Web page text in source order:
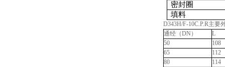
密封圈
填料
D343H/F-10C.P.R主要
通经（DN）
L
50
108
65
112
80
114